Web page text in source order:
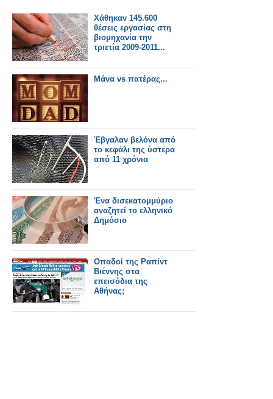
Χάθηκαν 145.600
θέσεις εργασίας στη
βιομηχανία την
τριετία 2009-2011...
Μάνα vs πατέρας...
Έβγαλαν βελόνα από
το κεφάλι της ύστερα
από 11 χρόνια
Ένα δισεκατομμύριο
αναζητεί το ελληνικό
Δημόσιο
Οπαδοί της Ραπίντ
Βιέννης στα
επεισόδια της
Αθήνας;